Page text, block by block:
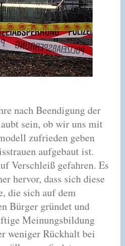
nach Beendigung der
sein, ob wir uns mit
zufrieden geben
aufgebaut ist.
Verschleiß gefahren. Es
hervor, dass sich diese
die sich auf dem
Bürger gründet und
Meinungsbildung
weniger Rückhalt bei